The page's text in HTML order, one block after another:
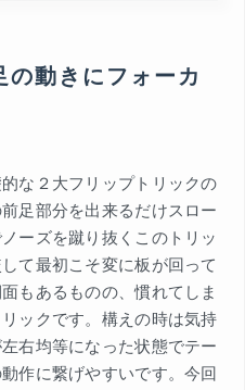
動きにフォーカ
な２大フリップトリックの
足部分を出来るだけスロー
ーズを蹴り抜くこのトリッ
て最初こそ変に板が回って
もあるものの、慣れてしま
ックです。構えの時は気持
右均等になった状態でテー
作に繋げやすいです。今回